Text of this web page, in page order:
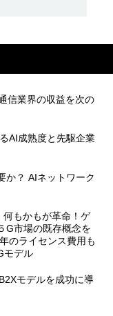
信業界の収益を次の
AI成熟度と先駆企業
か？ AIネットワーク
何もかもが革命！ゲ
G市場の既存概念を
のライセンス費用も
モデル
モデルを成功に導